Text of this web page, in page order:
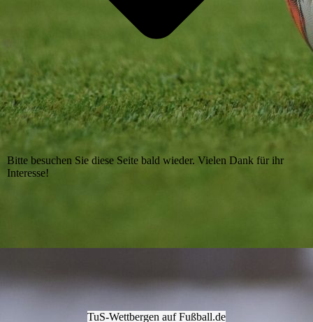
Bitte besuchen Sie diese Seite bald wieder. Vielen Dank für ihr
Interesse!
TuS-Wettbergen auf Fußball.de